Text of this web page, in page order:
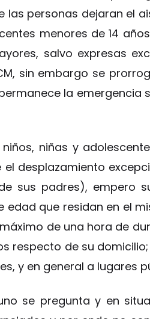
las personas dejaran el
menores de 14
salvo expresas
sin embargo se
la
niñas y
desplazamiento
sus padres), empero
edad que residan en el
de una hora de
respecto de su
y en general a lugares
se pregunta y en